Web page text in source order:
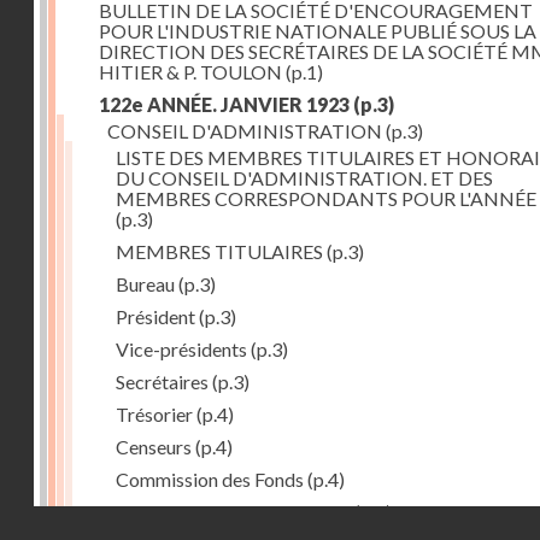
BULLETIN DE LA SOCIÉTÉ D'ENCOURAGEMENT
POUR L'INDUSTRIE NATIONALE PUBLIÉ SOUS LA
DIRECTION DES SECRÉTAIRES DE LA SOCIÉTÉ
HITIER & P. TOULON (p.1)
122e ANNÉE. JANVIER 1923 (p.3)
CONSEIL D'ADMINISTRATION (p.3)
LISTE DES MEMBRES TITULAIRES ET
DU CONSEIL D'ADMINISTRATION. ET DES
MEMBRES CORRESPONDANTS POUR
(p.3)
MEMBRES TITULAIRES (p.3)
Bureau(p.3)
Président(p.3)
Vice-présidents (p.3)
Secrétaires (p.3)
Trésorier(p.4)
Censeurs (p.4)
Commission des Fonds (p.4)
Comité des Arts mécaniques(p.4)